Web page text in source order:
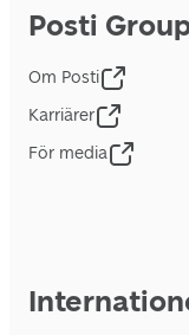
Posti
Om Posti
Karriärer
För media